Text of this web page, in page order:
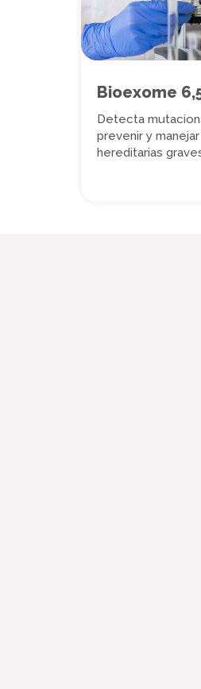
Bioexome
Detecta
prevenir y
hereditarias